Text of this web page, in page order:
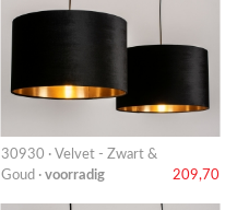
30930 · Velvet - Zwart &
Goud · voorradig 209,70